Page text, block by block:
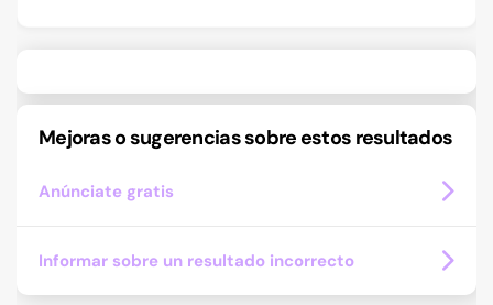
Mejoras o sugerencias sobre estos resultados
Anúnciate gratis
Informar sobre un resultado incorrecto